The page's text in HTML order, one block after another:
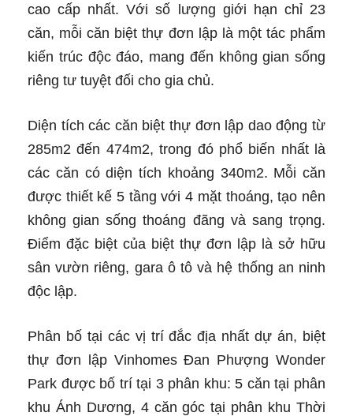
cao cấp nhất. Với số lượng giới hạn chỉ 23
căn, mỗi căn biệt thự đơn lập là một tác phẩm
kiến trúc độc đáo, mang đến không gian sống
riêng tư tuyệt đối cho gia chủ.
Diện tích các căn biệt thự đơn lập dao động từ
285m2 đến 474m2, trong đó phổ biến nhất là
các căn có diện tích khoảng 340m2. Mỗi căn
được thiết kế 5 tầng với 4 mặt thoáng, tạo nên
không gian sống thoáng đãng và sang trọng.
Điểm đặc biệt của biệt thự đơn lập là sở hữu
sân vườn riêng, gara ô tô và hệ thống an ninh
độc lập.
Phân bố tại các vị trí đắc địa nhất dự án, biệt
thự đơn lập Vinhomes Đan Phượng Wonder
Park được bố trí tại 3 phân khu: 5 căn tại phân
khu Ánh Dương, 4 căn góc tại phân khu Thời